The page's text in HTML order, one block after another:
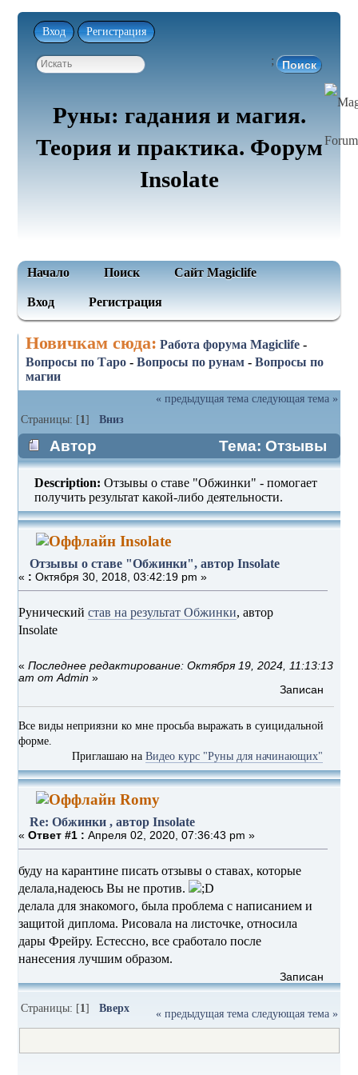
Вход Регистрация
;
Руны: гадания и магия.
Теория и практика. Форум
Insolate
Начало Поиск Сайт Magiclife
Вход Регистрация
Новичкам сюда: Работа форума Magiclife -
Вопросы по Таро -Вопросы по рунам -Вопросы по
магии
« предыдущая тема следующая тема »
Страницы: [1]Вниз
Автор
Тема: Отзывы
о ставе "Обжинки", автор Insolate
(Прочитано 1902 раз)
Description: Отзывы о ставе "Обжинки" - помогает
получить результат какой-либо деятельности.
Insolate
Отзывы о ставе "Обжинки", автор Insolate
« : Октября 30, 2018, 03:42:19 pm »
Руническийстав на результат Обжинки, автор
Insolate
«Последнее редактирование: Октября 19, 2024, 11:13:13
am от Admin »
Записан
Все виды неприязни ко мне просьба выражать в суицидальной
форме.
Приглашаю наВидео курс "Руны для начинающих"
Romy
Re: Обжинки , автор Insolate
«Ответ #1 : Апреля 02, 2020, 07:36:43 pm »
буду на карантине писать отзывы о ставах, которые
делала,надеюсь Вы не против.
делала для знакомого, была проблема с написанием и
защитой диплома. Рисовала на листочке, относила
дары Фрейру. Естессно, все сработало после
нанесения лучшим образом.
Записан
Страницы: [1]Вверх « предыдущая тема следующая тема »